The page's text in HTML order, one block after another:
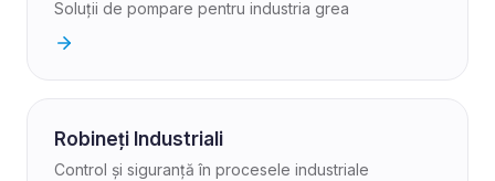
Soluții de pompare pentru industria grea
Robineți Industriali
Control și siguranță în procesele industriale